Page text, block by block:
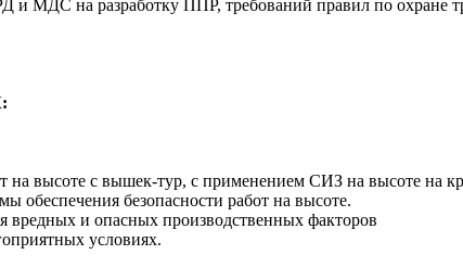
и МДС на разработку ППР, требований правил по охране
на высоте с вышек-тур, с применением СИЗ на высоте на
обеспечения безопасности работ на высоте.
вредных и опасных производственных факторов
условиях.